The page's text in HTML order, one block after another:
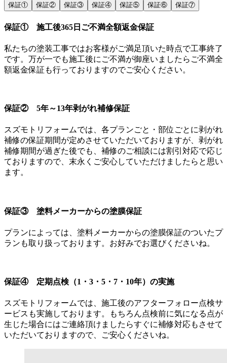
保証① 保証② 保証③ 保証④ 保証⑤ 保証⑥ 保証⑦
保証① 施工後365日ご不満全額返金保証
私たちの塗装工事ではお客様がご満足頂いた時点で工事終了
です。万が一でも施工後にご不満が御座いましたらご不満全
額返金保証も行っておりますのでご安心ください。
保証② 5年～13年剥がれ補修保証
スズモトリフォームでは、各プランごと・部位ごとに剥がれ
補修の保証期間が定めさせていただいておりますが、剥がれ
補修期間が過ぎた後でも、補修のご相談には割引対応で応じ
ておりますので、末永くご安心していただけましたらと思い
ます。
保証③ 塗料メーカーからの塗膜保証
プランによっては、塗料メーカーからの塗膜保証のついたプ
ランも取り扱っております。お好みでお選びくださいね。
保証④ 定期点検（1・3・5・7・10年）の実施
スズモトリフォームでは、施工後のアフターフォロー点検サ
ービスも実施しております。もちろん点検前に気になる点が
生じた場合にはご連絡頂けましたらすぐに補修対応もさせて
いただいておりますので、ご安心くださいね。